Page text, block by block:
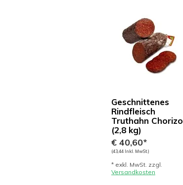
Geschnittenes
Rindfleisch
Truthahn Chorizo
(2,8 kg)
€ 40,60*
(43,44 Inkl. MwSt.)
* exkl. MwSt. zzgl.
Versandkosten